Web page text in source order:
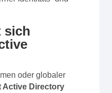
sich
oder globaler
Active Directory